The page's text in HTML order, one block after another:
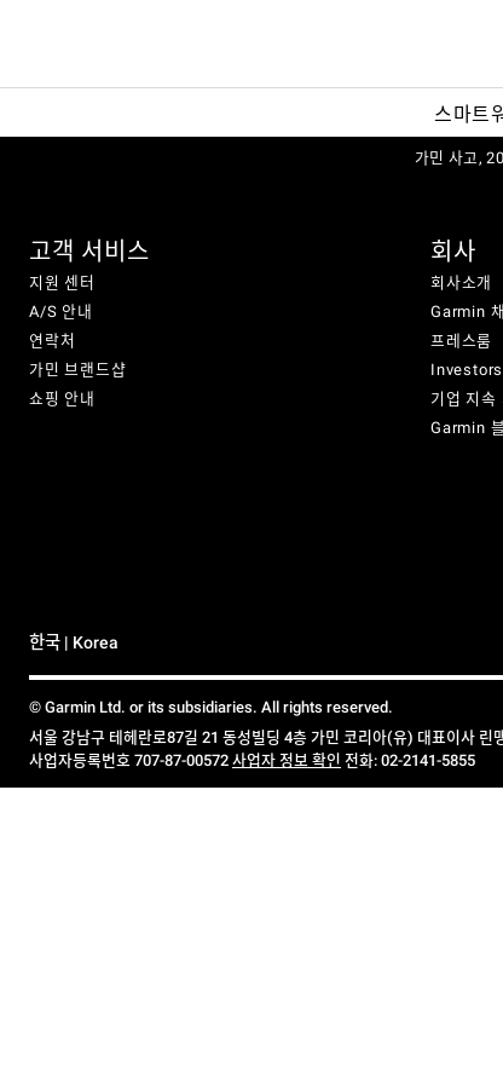
스마트
가민 사고,
고객 서비스
지원 센터
A/S 안내
연락처
가민 브랜드샵
쇼핑 안내
회사
회사소개
Garmin
프레스룸
Investors
기업 지속
Garmin
한국 | Korea
© Garmin Ltd. or its subsidiaries. All rights reserved.
서울 강남구 테헤란로87길 21 동성빌딩 4층 가민 코리아(유) 대표이사
사업자등록번호 707-87-00572 사업자 정보 확인 전화: 02-2141-5855